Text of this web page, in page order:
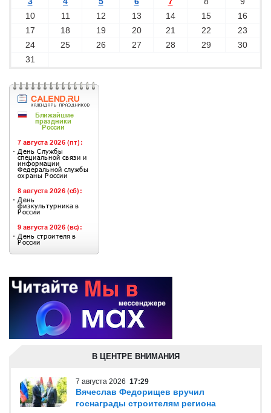
10
11 12 13 14 15
16
17
18 19 20 21 22
23
24
25 26 27 28 29
30
31
В ЦЕНТРЕ ВНИМАНИЯ
7 августа 2026 17:29
Вячеслав Федорищев вручил
госнаграды строителям региона